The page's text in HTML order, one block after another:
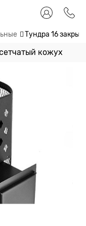
Тундра 16
кожух